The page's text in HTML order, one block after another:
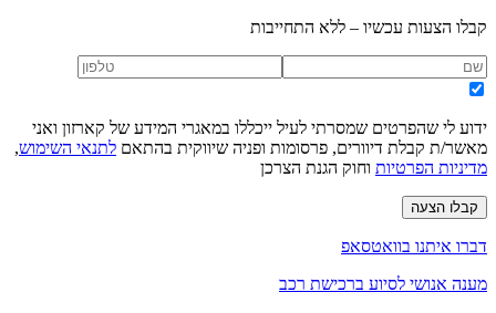
קבלו הצעות עכשיו – ללא התחייבות
ידוע לי שהפרטים שמסרתי לעיל ייכללו במאגרי המידע של קארזון ואני
מאשר/ת קבלת דיוורים, פרסומות ופניה שיווקית בהתאם לתנאי השימוש,
מדיניות הפרטיות וחוק הגנת הצרכן
קבלו הצעה
דברו איתנו בוואטסאפ
מענה אנושי לסיוע ברכישת רכב